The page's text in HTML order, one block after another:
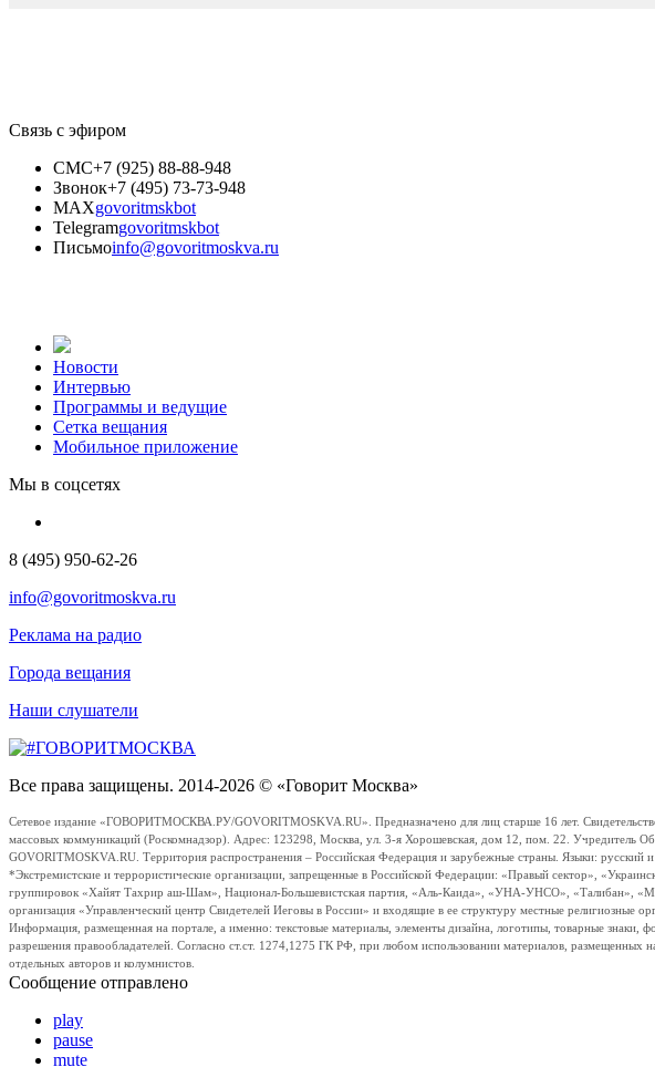
Связь с эфиром
СМС+7 (925) 88-88-948
Звонок+7 (495) 73-73-948
MAXgovoritmskbot
Telegramgovoritmskbot
Письмоinfo@govoritmoskva.ru
Новости
Интервью
Программы и ведущие
Сетка вещания
Мобильное приложение
Мы в соцсетях
8 (495) 950-62-26
info@govoritmoskva.ru
Реклама на радио
Города вещания
Наши слушатели
Все права защищены. 2014-2026 © «Говорит Москва»
Сетевое издание «ГОВОРИТМОСКВА.РУ/GOVORITMOSKVA.RU». Предназначено для лиц старше 16 лет.
массовых коммуникаций (Роскомнадзор). Адрес: 123298, Москва, ул. 3-я Хорошевская, дом 12, пом. 22.
GOVORITMOSKVA.RU. Территория распространения – Российская Федерация и зарубежные страны. Языки:
*Экстремистские и террористические организации, запрещенные в Российской Федерации: «Правый сектор»,
группировок «Хайят Тахрир аш-Шам», Национал-Большевистская партия, «Аль-Каида», «УНА-УНСО», «Талибан»,
организация «Управленческий центр Свидетелей Иеговы в России» и входящие в ее структуру местные религиозные
Информация, размещенная на портале, а именно: текстовые материалы, элементы дизайна, логотипы, товарные
разрешения правообладателей. Согласно ст.ст. 1274,1275 ГК РФ, при любом использовании материалов, размещенных
отдельных авторов и колумнистов.
Сообщение отправлено
play
pause
mute